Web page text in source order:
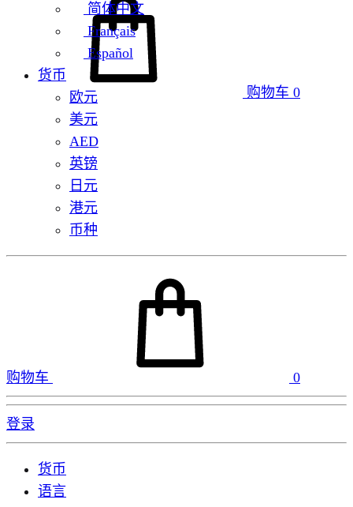
购物车 0
简体中文
Français
Español
货币
欧元
美元
AED
英镑
日元
港元
币种
购物车 0
登录
货币
语言